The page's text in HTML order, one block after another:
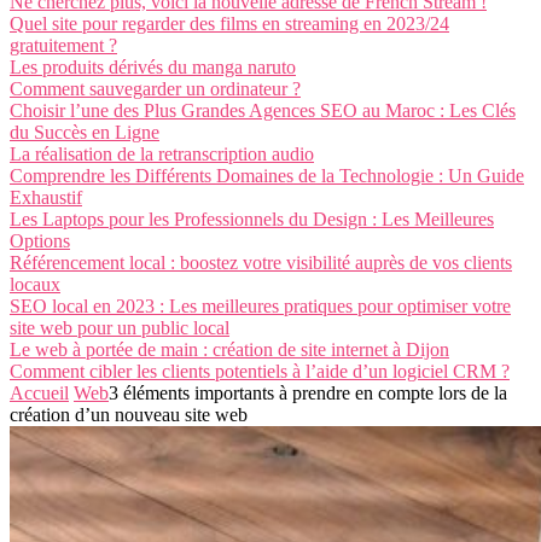
Quel site pour regarder des films en streaming en 2023/24
gratuitement ?
Les produits dérivés du manga naruto
Comment sauvegarder un ordinateur ?
Choisir l’une des Plus Grandes Agences SEO au Maroc : Les Clés
du Succès en Ligne
La réalisation de la retranscription audio
Comprendre les Différents Domaines de la Technologie : Un Guide
Exhaustif
Les Laptops pour les Professionnels du Design : Les Meilleures
Options
Référencement local : boostez votre visibilité auprès de vos clients
locaux
SEO local en 2023 : Les meilleures pratiques pour optimiser votre
site web pour un public local
Le web à portée de main : création de site internet à Dijon
Comment cibler les clients potentiels à l’aide d’un logiciel CRM ?
Accueil Web3 éléments importants à prendre en compte lors de la
création d’un nouveau site web